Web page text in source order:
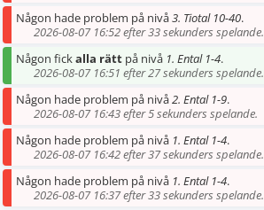
Någon hade problem på nivå3. Tiotal 10-40.
2026-08-07 16:52 efter 33 sekunders spelande.
Någon fickalla rätt på nivå 1. Ental 1-4.
2026-08-07 16:51 efter 27 sekunders spelande.
Någon hade problem på nivå2. Ental 1-9.
2026-08-07 16:43 efter 5 sekunders spelande.
Någon hade problem på nivå 1. Ental 1-4.
2026-08-07 16:42 efter 37 sekunders spelande.
Någon hade problem på nivå 1. Ental 1-4.
2026-08-07 16:37 efter 33 sekunders spelande.